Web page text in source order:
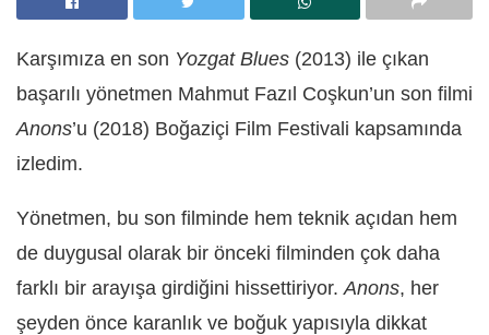
Karşımıza en son Yozgat Blues (2013) ile çıkan
başarılı yönetmen Mahmut Fazıl Coşkun’un son filmi
Anons’u (2018) Boğaziçi Film Festivali kapsamında
izledim.
Yönetmen, bu son filminde hem teknik açıdan hem
de duygusal olarak bir önceki filminden çok daha
farklı bir arayışa girdiğini hissettiriyor. Anons, her
şeyden önce karanlık ve boğuk yapısıyla dikkat